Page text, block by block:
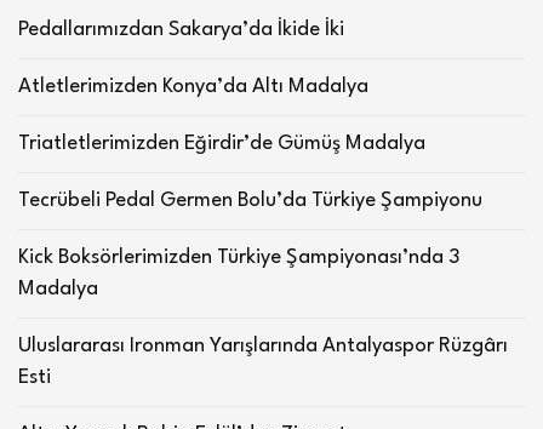
Pedallarımızdan Sakarya’da İkide İki
Atletlerimizden Konya’da Altı Madalya
Triatletlerimizden Eğirdir’de Gümüş Madalya
Tecrübeli Pedal Germen Bolu’da Türkiye Şampiyonu
Kick Boksörlerimizden Türkiye Şampiyonası’nda 3
Madalya
Uluslararası Ironman Yarışlarında Antalyaspor Rüzgârı
Esti